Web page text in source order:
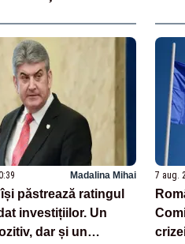
Madalina Mihai
păstrează ratingul
investițiilor. Un
dar și un
7 aug.